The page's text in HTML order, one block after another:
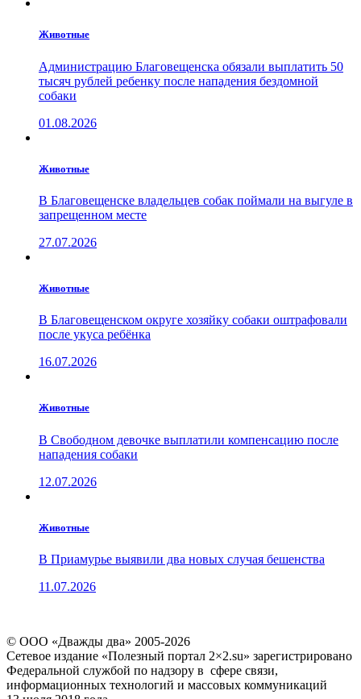
Животные
Администрацию Благовещенска обязали выплатить 50
тысяч рублей ребенку после нападения бездомной
собаки
01.08.2026
Животные
В Благовещенске владельцев собак поймали на выгуле в
запрещенном месте
27.07.2026
Животные
В Благовещенском округе хозяйку собаки оштрафовали
после укуса ребёнка
16.07.2026
Животные
В Свободном девочке выплатили компенсацию после
нападения собаки
12.07.2026
Животные
В Приамурье выявили два новых случая бешенства
11.07.2026
© ООО «Дважды два» 2005-2026
Сетевое издание «Полезный портал 2×2.su» зарегистрировано
Федеральной службой по надзору в сфере связи,
информационных технологий и массовых коммуникаций